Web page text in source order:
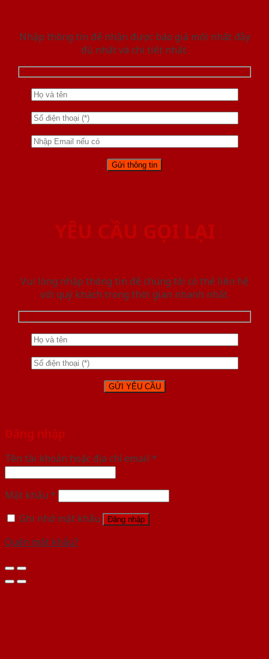
Nhập thông tin để nhận được báo giá mới nhât đầy
đủ nhất và chi tiết nhất.
YÊU CẦU GỌI LẠI
Vui lòng nhập thông tin để chúng tôi có thể liên hệ
với quý khách trong thời gian nhanh nhất.
Đăng nhập
Tên tài khoản hoặc địa chỉ email *
Mật khẩu *
Ghi nhớ mật khẩu
Đăng nhập
Quên mật khẩu?